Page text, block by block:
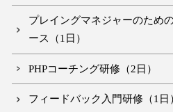
プレイングマネジャーのため
ース（1日）
PHPコーチング研修（2日）
フィードバック入門研修（1日